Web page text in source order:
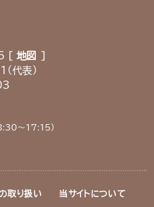
[ 地図
]
代表）
～17:15）
取り扱い 当サイトについて